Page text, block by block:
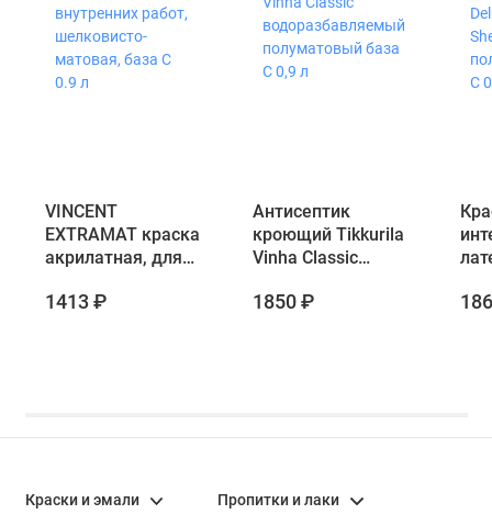
VINCENT
EXTRAMAT краска
акрилатная, для
шелковисто-
1413 ₽
Антисептик
кроющий Tikkurila
Vinha Classic
полуматовый база
1850 ₽
Краски и эмали Пропитки и лаки